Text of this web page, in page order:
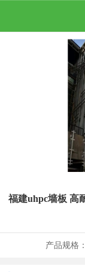
福建uhpc墙板 高
产品规格：